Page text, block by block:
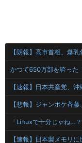
【朗報】高市首相、爆
【悲報】ジャンポケ斉